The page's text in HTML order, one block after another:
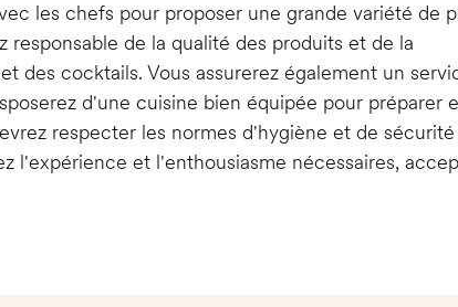
les chefs pour proposer une grande variété de
responsable de la qualité des produits et de la
des cocktails. Vous assurerez également un
d'une cuisine bien équipée pour préparer
respecter les normes d'hygiène et de sécurité
l'expérience et l'enthousiasme nécessaires,